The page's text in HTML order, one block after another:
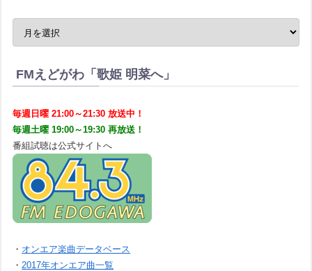
FMえどがわ「歌姫 明菜へ」
毎週日曜 21:00～21:30 放送中！
毎週土曜 19:00～19:30 再放送！
番組試聴は公式サイトへ
・ オンエア楽曲データベース
・ 2017年オンエア曲一覧